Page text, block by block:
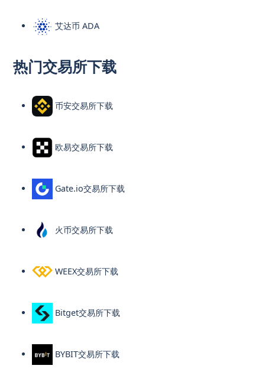
艾达币 ADA
热门交易所下载
币安交易所下载
欧易交易所下载
Gate.io交易所下载
火币交易所下载
WEEX交易所下载
Bitget交易所下载
BYBIT交易所下载